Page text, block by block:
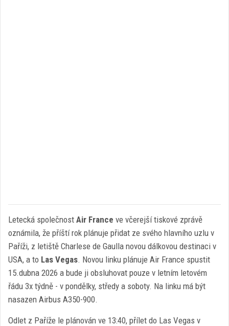
Letecká společnost Air France ve včerejší tiskové zprávě
oznámila, že příští rok plánuje přidat ze svého hlavního uzlu v
Paříži, z letiště Charlese de Gaulla novou dálkovou destinaci v
USA, a to Las Vegas. Novou linku plánuje Air France spustit
15.dubna 2026 a bude ji obsluhovat pouze v letním letovém
řádu 3x týdně - v pondělky, středy a soboty. Na linku má být
nasazen Airbus A350-900.
Odlet z Paříže le plánován ve 13:40, přílet do Las Vegas v